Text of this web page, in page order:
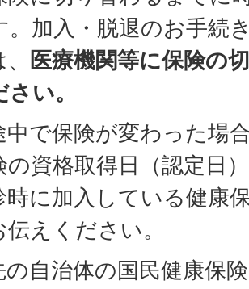
。加入・脱退のお手続
医療機関等に保険の
い。
中で保険が変わった場
の資格取得日（認定日
時に加入している健康
えください。
の自治体の国民健康保